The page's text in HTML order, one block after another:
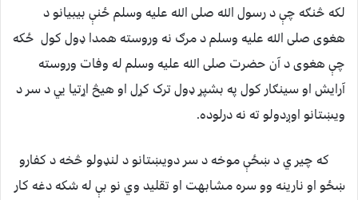
لکه څنګه چې د رسول الله صلی الله عليه وسلم ځنې بيبيانو د
هغوی صلی الله عليه وسلم د مرګ نه وروسته همدا ډول کول ځکه
چې هغوی د آن حضرت صلی الله عليه وسلم له وفات وروسته
آرايش او سينګار کول په بشپړ ډول ترک کړل او هيڅ اړتيا يي د سر د
ويښتانو اوږدولو ته نه درلوده.
که چير ي د ښځې موخه د سر دويښتانو د لنډولو څخه د کفارو
ښځو او نارينه وو سره مشابهت او تقليد وي نو بې له شکه دغه کار